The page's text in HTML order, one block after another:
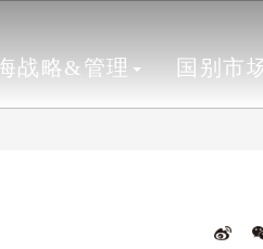
战略&管理 国别市